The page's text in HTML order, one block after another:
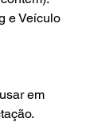
e Veículo
em